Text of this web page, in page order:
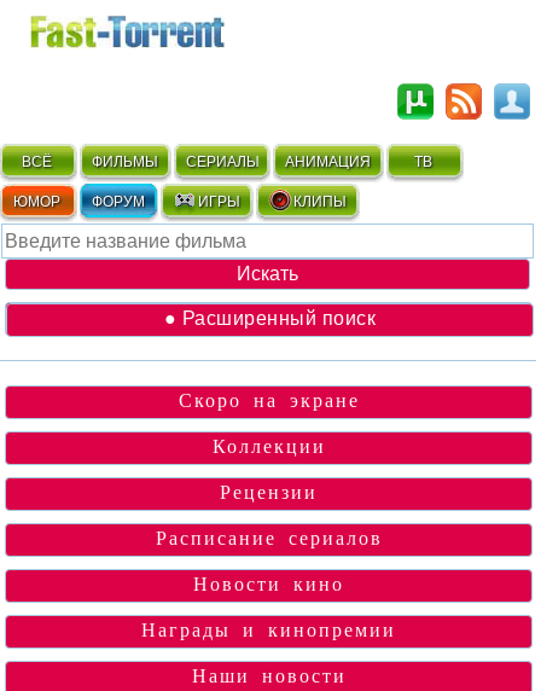
ВСЁ ФИЛЬМЫ СЕРИАЛЫ АНИМАЦИЯ ТВ
ЮМОР ФОРУМ ИГРЫ КЛИПЫ
● Расширенный поиск
Скоро на экране
Коллекции
Рецензии
Расписание сериалов
Новости кино
Награды и кинопремии
Наши новости